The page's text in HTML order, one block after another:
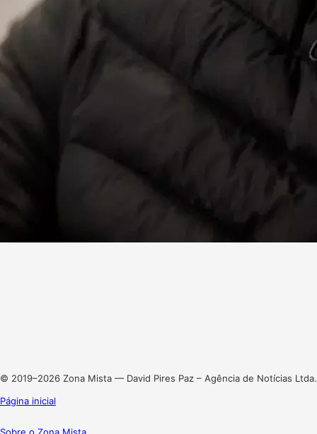
© 2019–2026 Zona Mista — David Pires Paz – Agência de Notícias Ltda.
Página inicial